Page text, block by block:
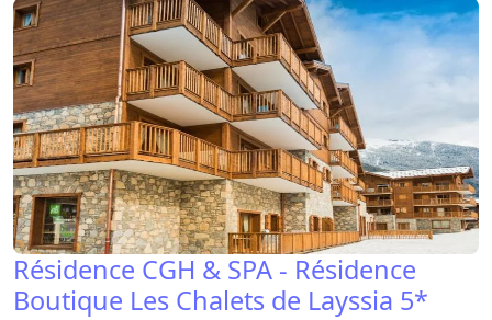
Résidence CGH & SPA - Résidence
Boutique Les Chalets de Layssia 5*